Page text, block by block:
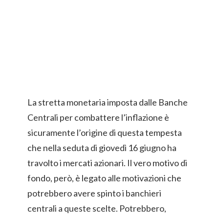
La stretta monetaria imposta dalle Banche
Centrali per combattere l’inflazione è
sicuramente l’origine di questa tempesta
che nella seduta di giovedì 16 giugno ha
travolto i mercati azionari. Il vero motivo di
fondo, però, è legato alle motivazioni che
potrebbero avere spinto i banchieri
centrali a queste scelte. Potrebbero,